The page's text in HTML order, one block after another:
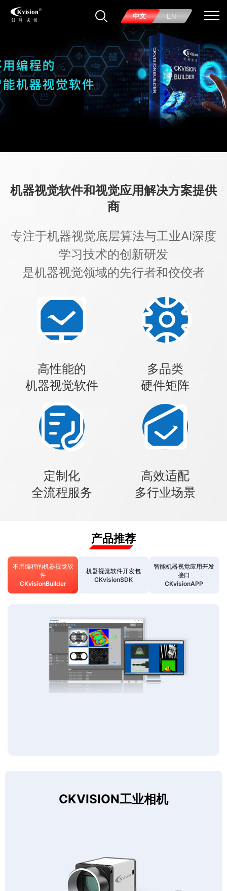
中文 EN
机器视觉软件和视觉应用解决方案提供
商
专注于机器视觉底层算法与工业AI深度
学习技术的创新研发
是机器视觉领域的先行者和佼佼者
高性能的
机器视觉软件
多品类
硬件矩阵
定制化
全流程服务
高效适配
多行业场景
产品推荐
不用编程的机器视觉软
件
CKvisionBuilder
机器视觉软件开发包
CKvisionSDK
智能机器视觉应用开发
接口
CKvisionAPP
CKVISION工业相机